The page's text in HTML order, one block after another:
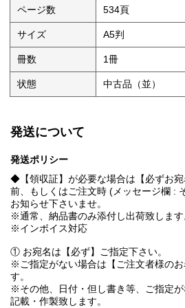
ページ数 534頁
サイズ A5判
冊数 1冊
状態 中古品（並）
発送について
発送ポリシー
◆【領収証】が必要な場合は【必ずお
前、もしくはご注文時 (メッセージ欄 :
お知らせ下さいませ。
※通常、納品書のみ添付し出荷致します
※インボイス対応
① お宛名は【必ず】ご指定下さい。
※ご指定がない場合は【ご注文者様の
す。
※その他、日付・但し書き等、ご指定
記載・作製致します。